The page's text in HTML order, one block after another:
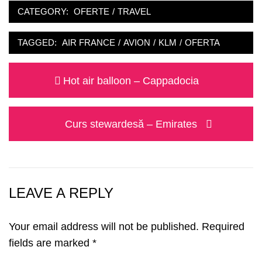
CATEGORY: OFERTE / TRAVEL
TAGGED: AIR FRANCE / AVION / KLM / OFERTA
Previous
post:
Hot air balloon – Cappadocia
Next
post:
Curs stewardesă – Emirates
LEAVE A REPLY
Your email address will not be published. Required
fields are marked *